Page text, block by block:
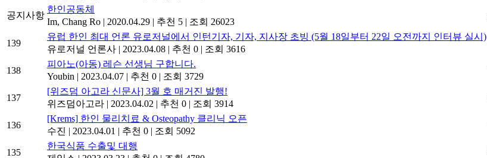
공지사항
한인공동체
Im, Chang Ro | 2020.04.29 | 추천 5 | 조회 26023
139
유럽 한인 최대 언론 유로저널에서 인턴기자, 기자, 지사장 초빙 (5월 18일부터 22일 오전까지 인터뷰 실시)
유로저널 언론사 | 2023.04.08 | 추천 0 | 조회 3616
138
피아노(아동) 레슨 선생님 구합니다.
Youbin | 2023.04.07 | 추천 0 | 조회 3729
137
[위즈덤 아고라 신문사] 3월 호 매거진 발행!
위즈덤아고라 | 2023.04.02 | 추천 0 | 조회 3914
136
[Krems] 한인 물리치료 & Osteopathy 클리닉 오픈
수진 | 2023.04.01 | 추천 0 | 조회 5092
135
한국식품 수출및 대행